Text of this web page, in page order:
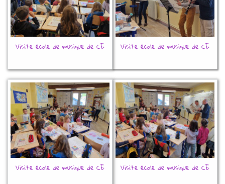
Visite école de musique de CE Visite école de musique de CE
Visite école de musique de CE Visite école de musique de CE